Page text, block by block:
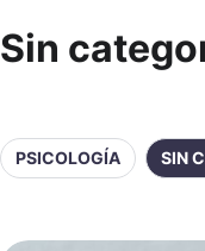
Sin
PSICOLOGÍA SIN